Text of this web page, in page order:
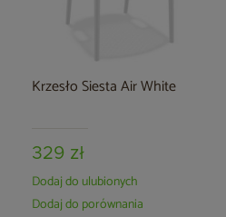
Krzesło Siesta Air White
329 zł
Dodaj do ulubionych
Dodaj do porównania